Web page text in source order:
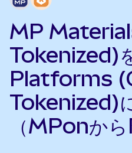
MP
Tokenized)
Platforms
Tokenized)
（MPonか